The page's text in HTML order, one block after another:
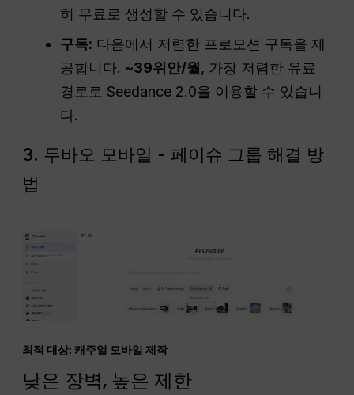
히 무료로 생성할 수 있습니다.
구독: 다음에서 저렴한 프로모션 구독을 제
공합니다. ~39위안/월, 가장 저렴한 유료
경로로 Seedance 2.0을 이용할 수 있습니
다.
3. 두바오 모바일 - 페이슈 그룹 해결 방
법
최적 대상: 캐주얼 모바일 제작
낮은 장벽, 높은 제한